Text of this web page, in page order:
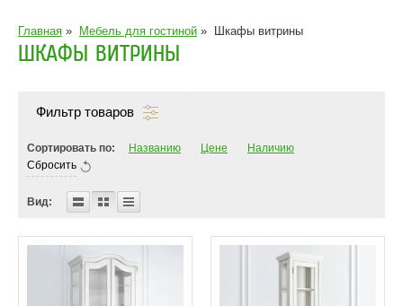
Главная » Мебель для гостиной » Шкафы витрины
ШКАФЫ ВИТРИНЫ
Фильтр товаров
Сортировать по: Названию Цене
Наличию
Сбросить
Вид: